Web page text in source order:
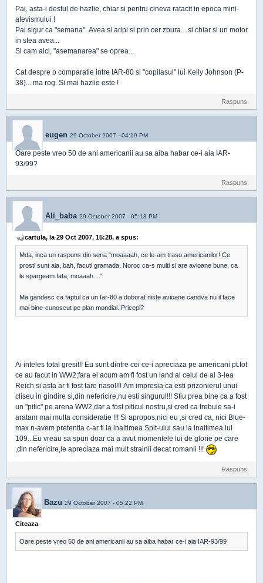
Pai, asta-i destul de hazlie, chiar si pentru cineva ratacit in epoca mini-
afevismului !
Pai sigur ca "semana". Avea si aripi si prin cer zbura... si chiar si un motor
in stea avea...
Si cam aici, "asemanarea" se oprea...
Cat despre o comparatie intre IAR-80 si "copilasul" lui Kelly Johnson (P-
38)... ma rog. Si mai hazlie este !
Raspuns
eugen 29 October 2007 - 04:19 PM
Oare peste vreo 50 de ani americanii au sa aiba habar ce-i aia IAR-
93/99?
Raspuns
Ali_baba 29 October 2007 - 05:18 PM
cartula, la 29 Oct 2007, 15:28, a spus:
Mda, inca un raspuns din seria "moaaaah, ce le-am traso americanilor! Ce
prosti sunt aia, bah, facuti gramada. Noroc ca-s multi si are avioane bune, ca
le spargeam fata, moaaah...."
Ma gandesc ca faptul ca un Iar-80 a doborat niste avioane candva nu il face
mai bine-cunoscut pe plan mondial. Pricepi?
Ai inteles total gresit!! Eu sunt dintre cei ce-i apreciaza pe americani pt.tot
ce au facut in WW2;fara ei acum am fi fost un land al celui de al 3-lea
Reich si asta ar fi fost tare nasol!!! Am impresia ca esti prizonierul unui
cliseu in gindire si,din nefericire,nu esti singurul!!! Stiu prea bine ca a fost
un "pitic" pe arena WW2,dar a fost piticul nostru,si cred ca trebuie sa-i
aratam mai multa consideratie !!! Si apropos,nici eu ,si cred ca, nici Blue-
max n-avem pretentia c-ar fi la inaltimea Spit-ului sau la inaltimea lui
109...Eu vreau sa spun doar ca a avut momentele lui de glorie pe care
,din nefericire,le apreciaza mai mult strainii decat romanii !!!
Raspuns
Bazu 29 October 2007 - 05:22 PM
Citeaza
Oare peste vreo 50 de ani americanii au sa aiba habar ce-i aia IAR-93/99